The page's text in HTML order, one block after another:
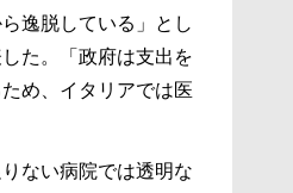
逸脱している」とし
た。「政府は支出を
め、イタリアでは医
ない病院では透明な